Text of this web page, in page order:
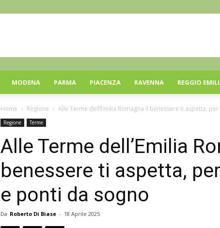
MODENA PARMA PIACENZA RAVENNA REGGIO
Home Regione Alle Terme dell’Emilia Romagna il benessere ti aspetta, per
Regione Terme
Alle Terme dell’Emilia
benessere ti aspetta,
e ponti da sogno
Da Roberto Di Biase - 18 Aprile 2025